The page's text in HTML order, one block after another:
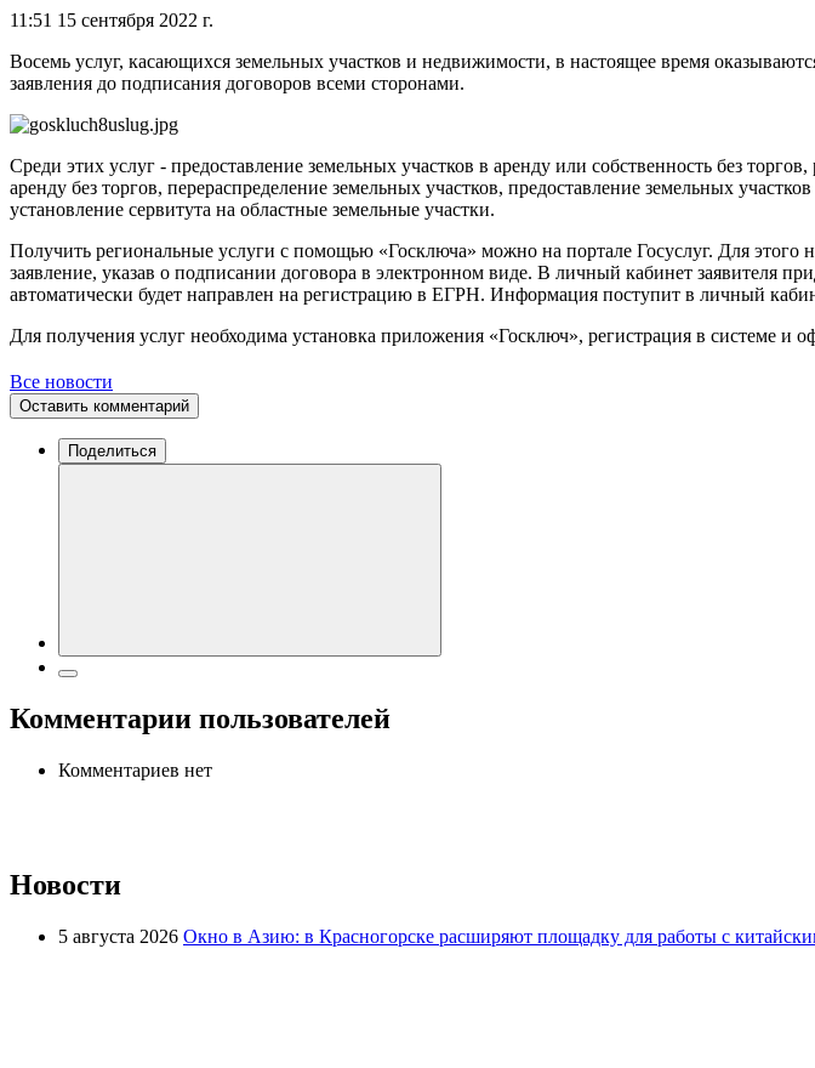
11:51 15 сентября 2022 г.
Восемь услуг, касающихся земельных участков и недвижимости, в настоящее время
заявления до подписания договоров всеми сторонами.
Среди этих услуг - предоставление земельных участков в аренду или собственность без
аренду без торгов, перераспределение земельных участков, предоставление земельных
установление сервитута на областные земельные участки.
Получить региональные услуги с помощью «Госключа» можно на портале Госуслуг. Для этого
заявление, указав о подписании договора в электронном виде. В личный кабинет заявителя
автоматически будет направлен на регистрацию в ЕГРН. Информация поступит в личный
Для получения услуг необходима установка приложения «Госключ», регистрация в системе и
Все новости
Оставить комментарий
Поделиться
Комментарии пользователей
Комментариев нет
Новости
5 августа 2026 Окно в Азию: в Красногорске расширяют площадку для работы с